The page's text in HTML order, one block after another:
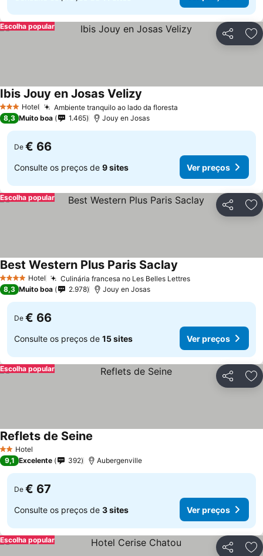
Partilhar
Escolha popular
3 EstrelasHotel Ambiente tranquilo ao lado da floresta
Ibis Jouy en Josas Velizy
8,3 Muito boa 1.465 Jouy en Josas
De € 66
Consulte os preços de 9 sites Ver preços
Partilhar
Escolha popular
4 EstrelasHotel Culinária francesa no Les Belles LettresVer preços
Best Western Plus Paris Saclay
8,3 Muito boa 2.978 Jouy en Josas
De € 66
Consulte os preços de 15 sites Ver preços
Partilhar
Escolha popular
2 Estrelas
Hotel
Reflets de Seine
9,1 Excelente 392 Aubergenville
De € 67
Consulte os preços de 3 sites Ver preços
Partilhar
Escolha popular